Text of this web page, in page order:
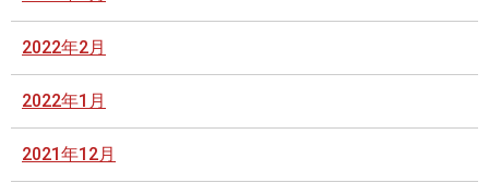
2022年2月
2022年1月
2021年12月